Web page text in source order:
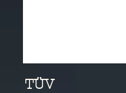
TÜV